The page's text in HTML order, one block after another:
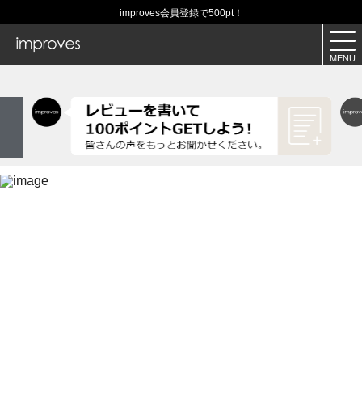
improves会員登録で500pt！